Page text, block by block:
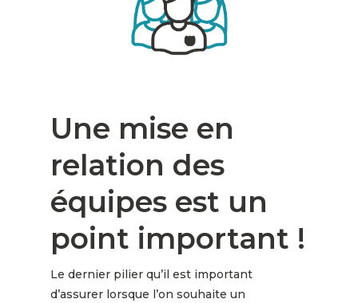
Une mise en
relation des
équipes est un
point important !
Le dernier pilier qu’il est important
d’assurer lorsque l’on souhaite un